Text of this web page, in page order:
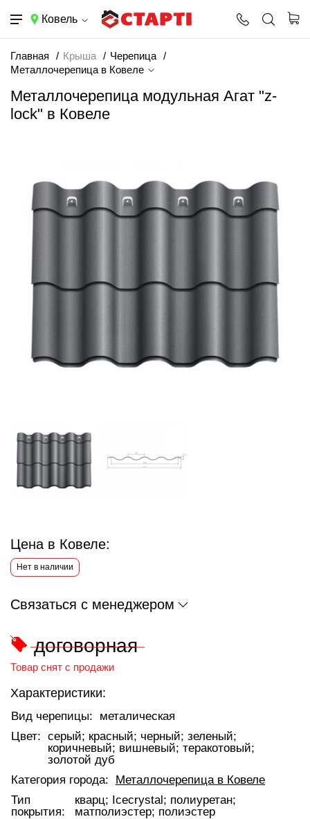
Ковель
Главная Крыша
Черепица
Металлочерепица в Ковеле
Металлочерепица модульная Агат "z-
lock" в Ковеле
Цена в Ковеле:
Нет в наличии
Связаться с менеджером
договорная
Товар снят с продажи
Характеристики:
Вид черепицы:
металическая
Цвет: серый; красный; черный; зеленый;
коричневый; вишневый; теракотовый;
золотой дуб
Категория города:
Металлочерепица в Ковеле
Тип
покрытия:
кварц; Icecrystal; полиуретан;
матполиэстер; полиэстер